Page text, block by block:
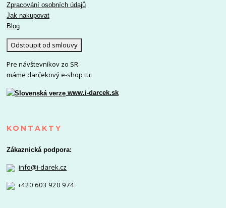
Zpracování osobních údajů
Jak nakupovat
Blog
Odstoupit od smlouvy
Pre návštevníkov zo SR
máme darčekový e-shop tu:
www.i-darcek.sk
KONTAKTY
Zákaznická podpora:
info@i-darek.cz
+420 603 920 974